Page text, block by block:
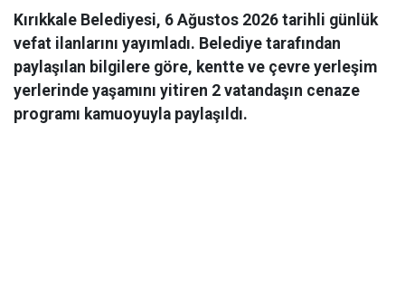
Kırıkkale Belediyesi, 6 Ağustos 2026 tarihli günlük
vefat ilanlarını yayımladı. Belediye tarafından
paylaşılan bilgilere göre, kentte ve çevre yerleşim
yerlerinde yaşamını yitiren 2 vatandaşın cenaze
programı kamuoyuyla paylaşıldı.